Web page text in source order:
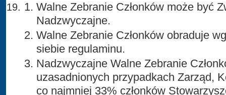
Walne Zebranie Członków może być
Nadzwyczajne.
Walne Zebranie Członków obraduje
siebie regulaminu.
Nadzwyczajne Walne Zebranie
uzasadnionych przypadkach Zarząd,
co najmniej 33% członków